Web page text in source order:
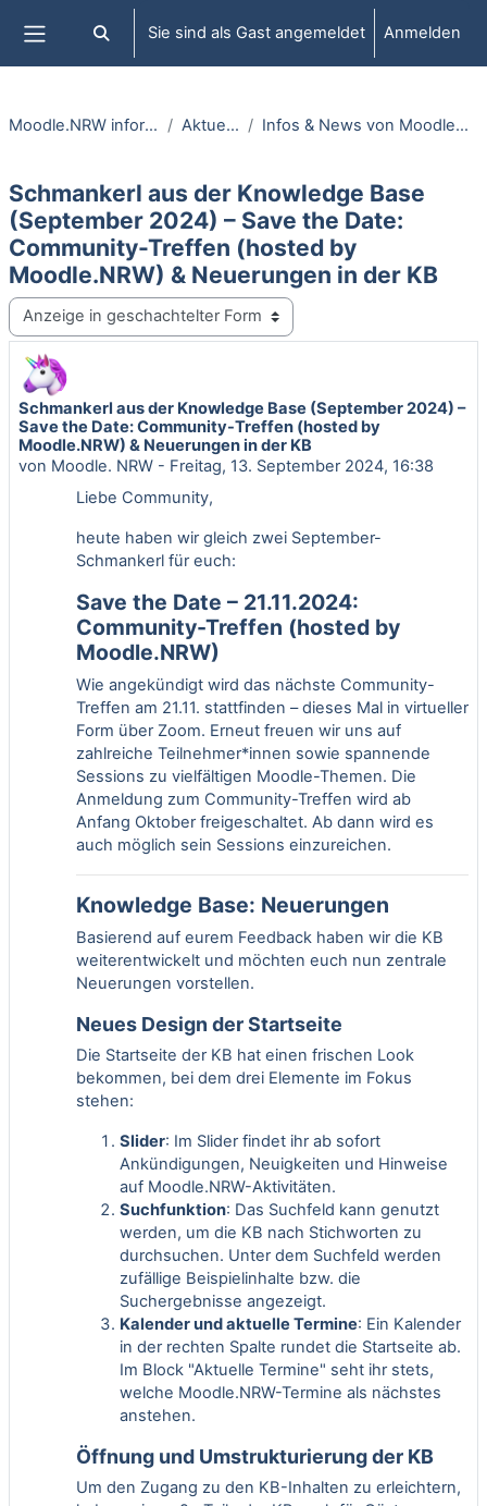
Website-Übersicht
Sucheingabe umschalten
Sie sind als Gast angemeldet Anmelden
Moodle.NRW informiert Aktuelles Infos & News von MoodleNRW.de
Schmankerl aus der Knowledge Base
(September 2024) – Save the Date:
Community-Treffen (hosted by
Moodle.NRW) & Neuerungen in der KB
Anzeigemodus
Schmankerl aus der Knowledge Base (September 2024) –
Save the Date: Community-Treffen (hosted by
Moodle.NRW) & Neuerungen in der KB
von Moodle. NRW - Freitag, 13. September 2024, 16:38
Anzahl Antworten: 0
Liebe Community,
heute haben wir gleich zwei September-
Schmankerl für euch:
Save the Date – 21.11.2024:
Community-Treffen (hosted by
Moodle.NRW)
Wie angekündigt wird das nächste Community-
Treffen am 21.11. stattfinden – dieses Mal in virtueller
Form über Zoom. Erneut freuen wir uns auf
zahlreiche Teilnehmer*innen sowie spannende
Sessions zu vielfältigen Moodle-Themen. Die
Anmeldung zum Community-Treffen wird ab
Anfang Oktober freigeschaltet. Ab dann wird es
auch möglich sein Sessions einzureichen.
Knowledge Base: Neuerungen
Basierend auf eurem Feedback haben wir die KB
weiterentwickelt und möchten euch nun zentrale
Neuerungen vorstellen.
Neues Design der Startseite
Die Startseite der KB hat einen frischen Look
bekommen, bei dem drei Elemente im Fokus
stehen:
Slider: Im Slider findet ihr ab sofort
Ankündigungen, Neuigkeiten und Hinweise
auf Moodle.NRW-Aktivitäten.
Suchfunktion: Das Suchfeld kann genutzt
werden, um die KB nach Stichworten zu
durchsuchen. Unter dem Suchfeld werden
zufällige Beispielinhalte bzw. die
Suchergebnisse angezeigt.
Kalender und aktuelle Termine: Ein Kalender
in der rechten Spalte rundet die Startseite ab.
Im Block "Aktuelle Termine" seht ihr stets,
welche Moodle.NRW-Termine als nächstes
anstehen.
Öffnung und Umstrukturierung der KB
Um den Zugang zu den KB-Inhalten zu erleichtern,